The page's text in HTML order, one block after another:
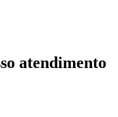
atendimento